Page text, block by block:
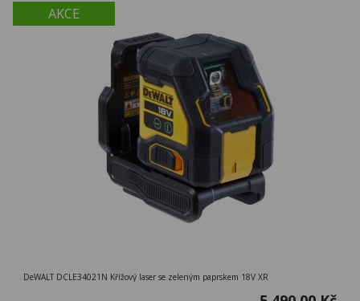
AKCE
DeWALT DCLE34021N Křížový laser se zeleným paprskem 18V XR